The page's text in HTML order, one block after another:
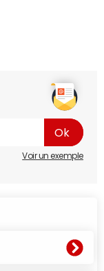
Voir un exemple